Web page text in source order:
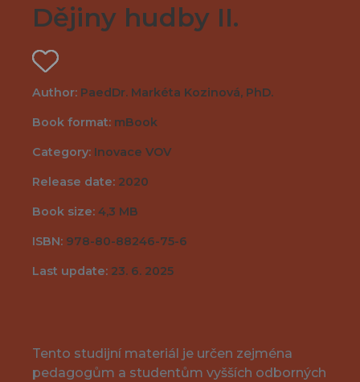
Dějiny hudby II.
Author: PaedDr. Markéta Kozinová, PhD.
Book format: mBook
Category: Inovace VOV
Release date: 2020
Book size: 4,3 MB
ISBN: 978-80-88246-75-6
Last update: 23. 6. 2025
Tento studijní materiál je určen zejména
pedagogům a studentům vyšších odborných